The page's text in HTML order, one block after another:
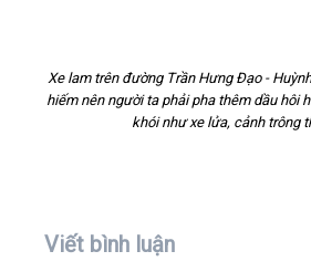
Xe lam trên đường Trần Hưng Đạo -
hiếm nên người ta phải pha thêm dầu hôi
khói như xe lửa, cảnh trông
Viết bình luận